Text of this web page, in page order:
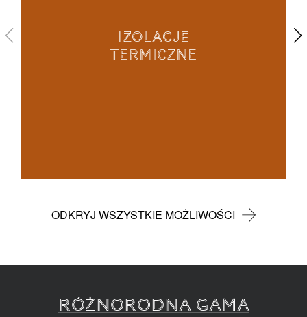
IZOLACJE
TERMICZNE
ODKRYJ WSZYSTKIE MOŻLIWOŚCI
RÓŻNORODNA GAMA